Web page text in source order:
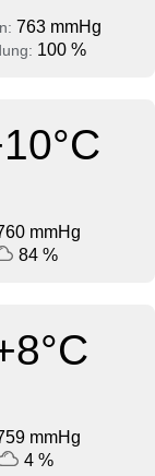
763 mmHg
100 %
mmHg
84 %
mmHg
4 %